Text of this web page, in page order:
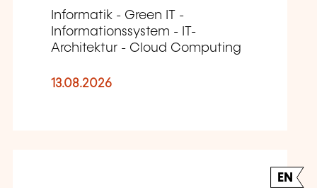
Informatik - Green IT -
Informationssystem - IT-
Architektur - Cloud Computing
13.08.2026
EN